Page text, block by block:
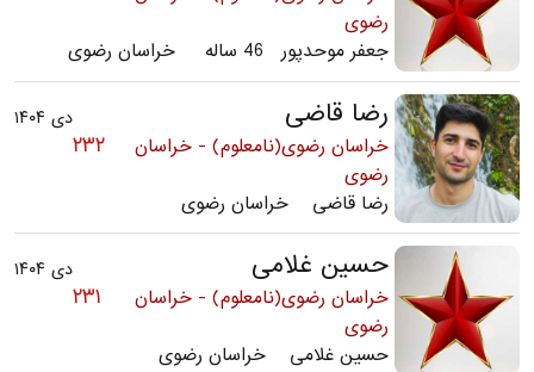
رضوی
جعفر موحدپور 46 ساله خراسان رضوی
دی ۱۴۰۴ رضا قاضی
۲۳۲
خراسان رضوی(نامعلوم) - خراسان
رضوی
رضا قاضی خراسان رضوی
دی ۱۴۰۴ حسین غلامی
۲۳۱
خراسان رضوی(نامعلوم) - خراسان
رضوی
حسین غلامی خراسان رضوی